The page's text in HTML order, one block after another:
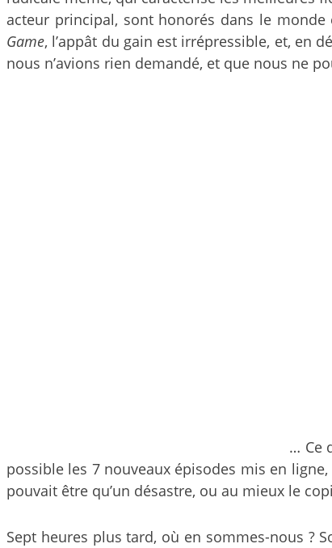
acteur principal, sont honorés dans le monde
Game, l’appât du gain est irrépressible, et, en
nous n’avions rien demandé, et que nous ne
… Ce
possible les 7 nouveaux épisodes mis en
pouvait être qu’un désastre, ou au mieux le
Sept heures plus tard, où en sommes-nous ?